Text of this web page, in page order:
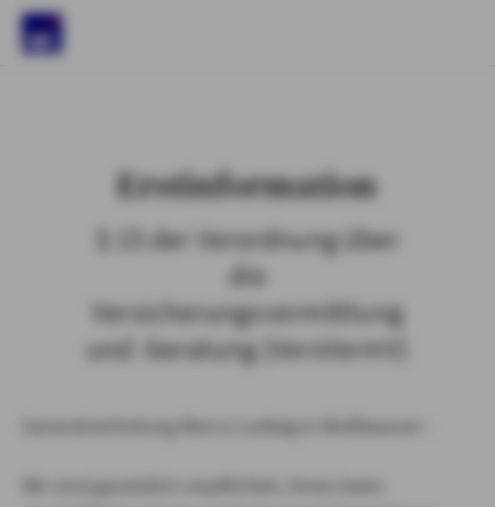
Erstinformation
§ 15 der Verordnung über
die
Versicherungsvermittlung
und -beratung (VersVermV)